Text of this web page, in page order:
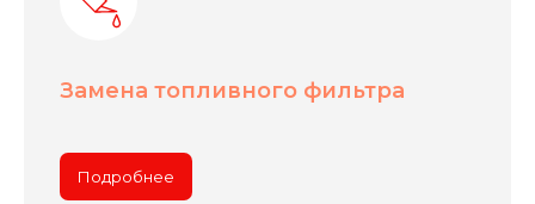
Замена топливного фильтра
Подробнее